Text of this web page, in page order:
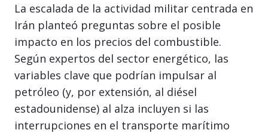
La escalada de la actividad militar centrada en
Irán planteó preguntas sobre el posible
impacto en los precios del combustible.
Según expertos del sector energético, las
variables clave que podrían impulsar al
petróleo (y, por extensión, al diésel
estadounidense) al alza incluyen si las
interrupciones en el transporte marítimo